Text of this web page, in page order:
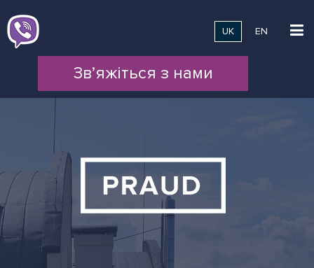
UK EN
Зв’яжіться з нами